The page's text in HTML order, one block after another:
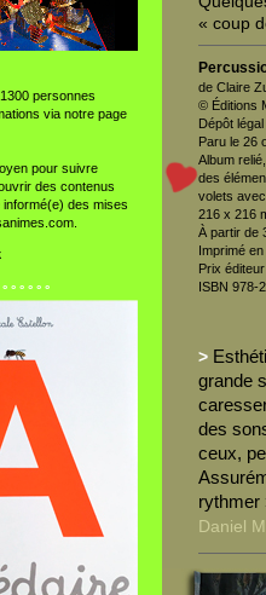
personnes
via notre page
pour suivre
des contenus
des mises
° ° ° ° °
« coup
de Claire
© Éditions
Dépôt
Paru le 26
Album
des
volets
216 x 216
À partir de
Imprimé
Prix
ISBN 978-
>
grande
des
ceux,
rythmer
Daniel